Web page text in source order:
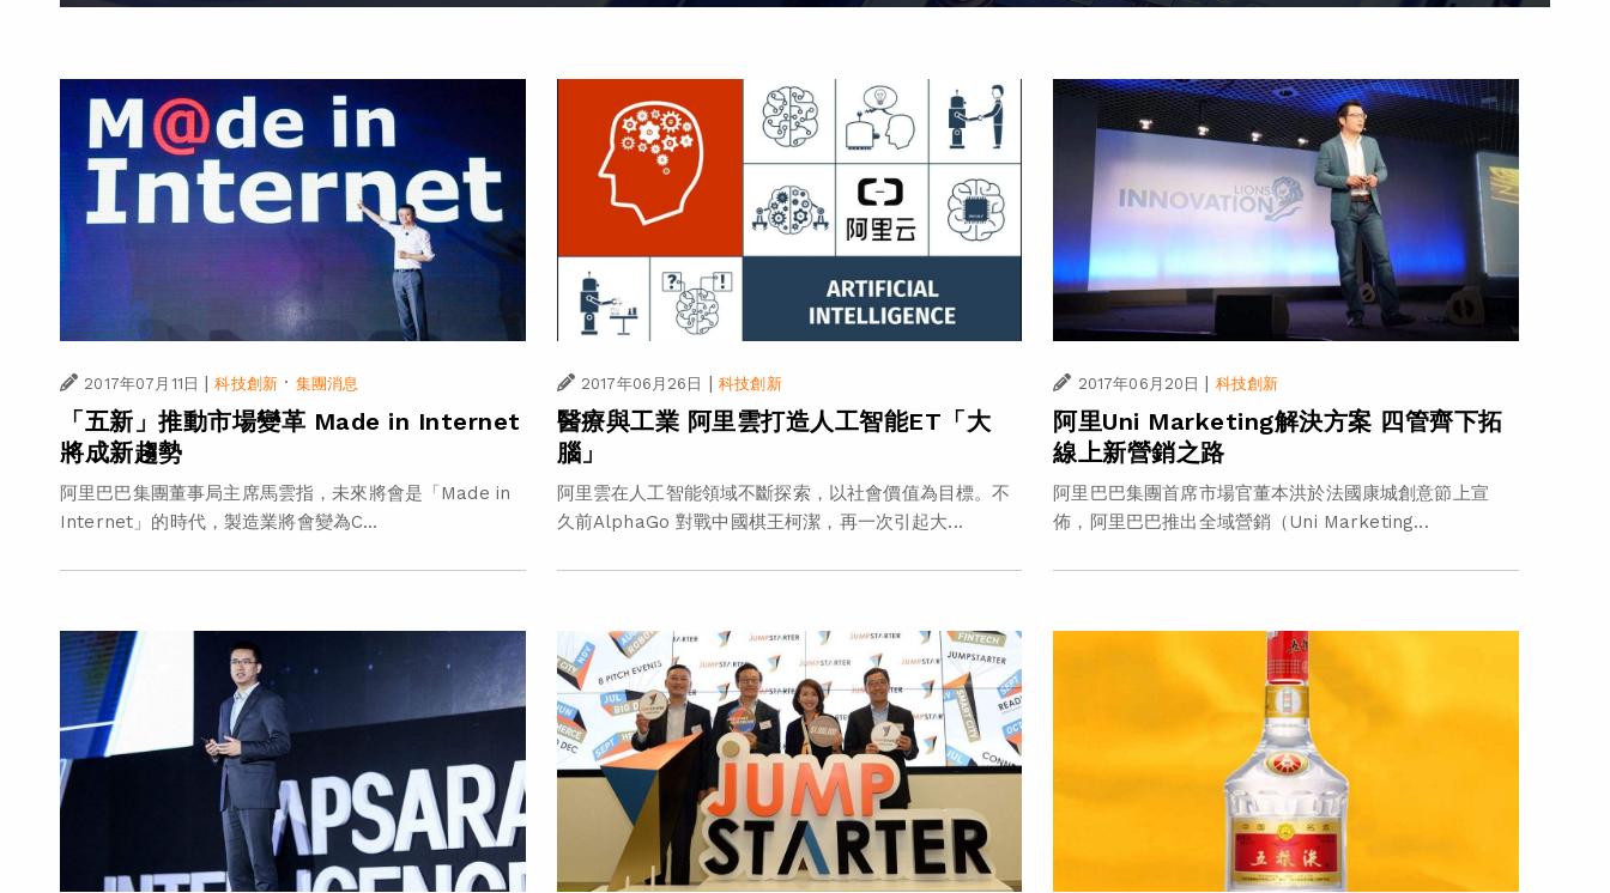
2017年07月11日 | 科技創新 · 集團消息
「五新」推動市場變革 Made in Internet
將成新趨勢
阿里巴巴集團董事局主席馬雲指，未來將會是「Made in
Internet」的時代，製造業將會變為C...
2017年06月26日 | 科技創新
醫療與工業 阿里雲打造人工智能ET「大
腦」
阿里雲在人工智能領域不斷探索，以社會價值為目標。不
久前AlphaGo 對戰中國棋王柯潔，再一次引起大...
2017年06月20日 | 科技創新
阿里Uni Marketing解決方案 四管齊下拓
線上新營銷之路
阿里巴巴集團首席市場官董本洪於法國康城創意節上宣
佈，阿里巴巴推出全域營銷（Uni Marketing...